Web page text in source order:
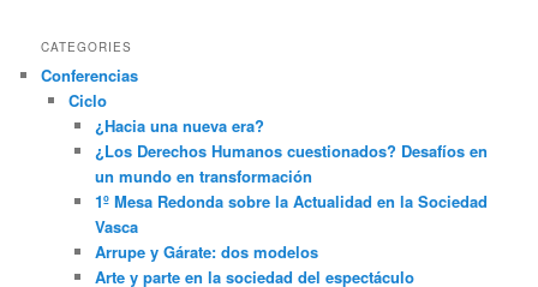
CATEGORIES
Conferencias
Ciclo
¿Hacia una nueva era?
¿Los Derechos Humanos cuestionados? Desafíos en
un mundo en transformación
1º Mesa Redonda sobre la Actualidad en la Sociedad
Vasca
Arrupe y Gárate: dos modelos
Arte y parte en la sociedad del espectáculo